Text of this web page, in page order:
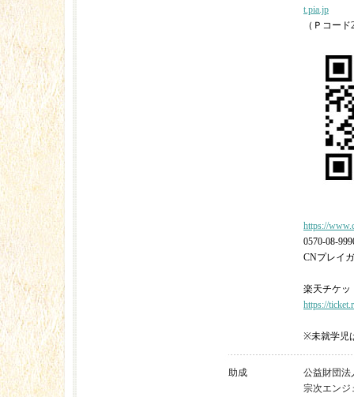
t.pia.jp
（Ｐコー
https://
0570-08-
CNプレイ
楽天チケッ
https://
※未就学児
助成
公益財団法
宗次エンジ